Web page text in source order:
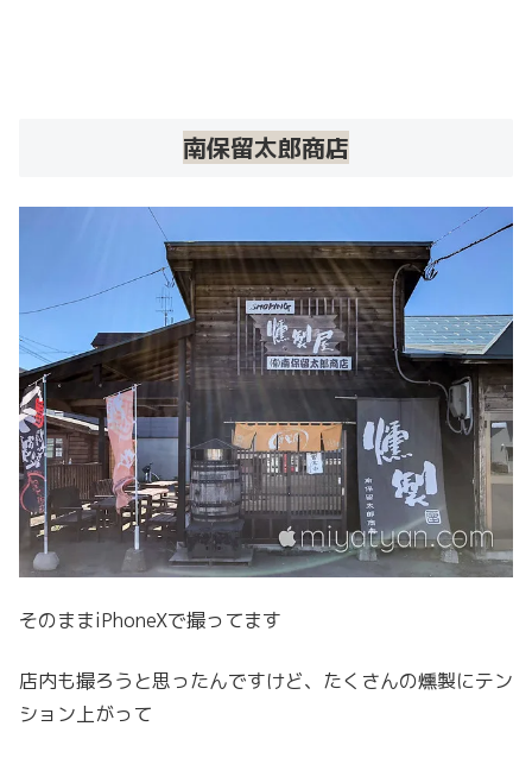
南保留太郎商店
そのままiPhoneXで撮ってます
店内も撮ろうと思ったんですけど、たくさんの燻製にテン
ション上がって